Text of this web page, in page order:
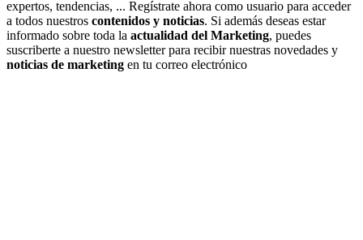
expertos, tendencias, ... Regístrate ahora como usuario para acceder
a todos nuestros contenidos y noticias. Si además deseas estar
informado sobre toda la actualidad del Marketing, puedes
suscriberte a nuestro newsletter para recibir nuestras novedades y
noticias de marketing en tu correo electrónico